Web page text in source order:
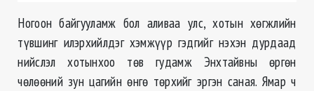
Ногоон байгууламж бол аливаа улс, хотын хөгжлийн
түвшинг илэрхийлдэг хэмжүүр гэдгийг нэхэн дурдаад
нийслэл хотынхоо төв гудамж Энхтайвны өргөн
чөлөөний зун цагийн өнгө төрхийг эргэн саная. Ямар ч